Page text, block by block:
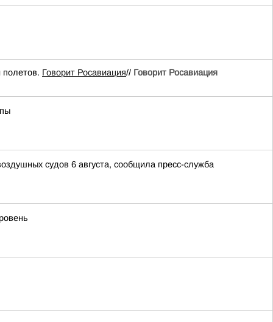
Говорит Росавиация// Говорит Росавиация
судов 6 августа, сообщила пресс-служба